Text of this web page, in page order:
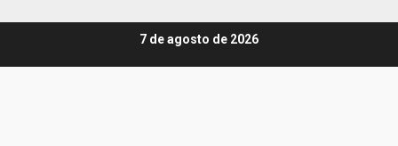
7 de agosto de 2026